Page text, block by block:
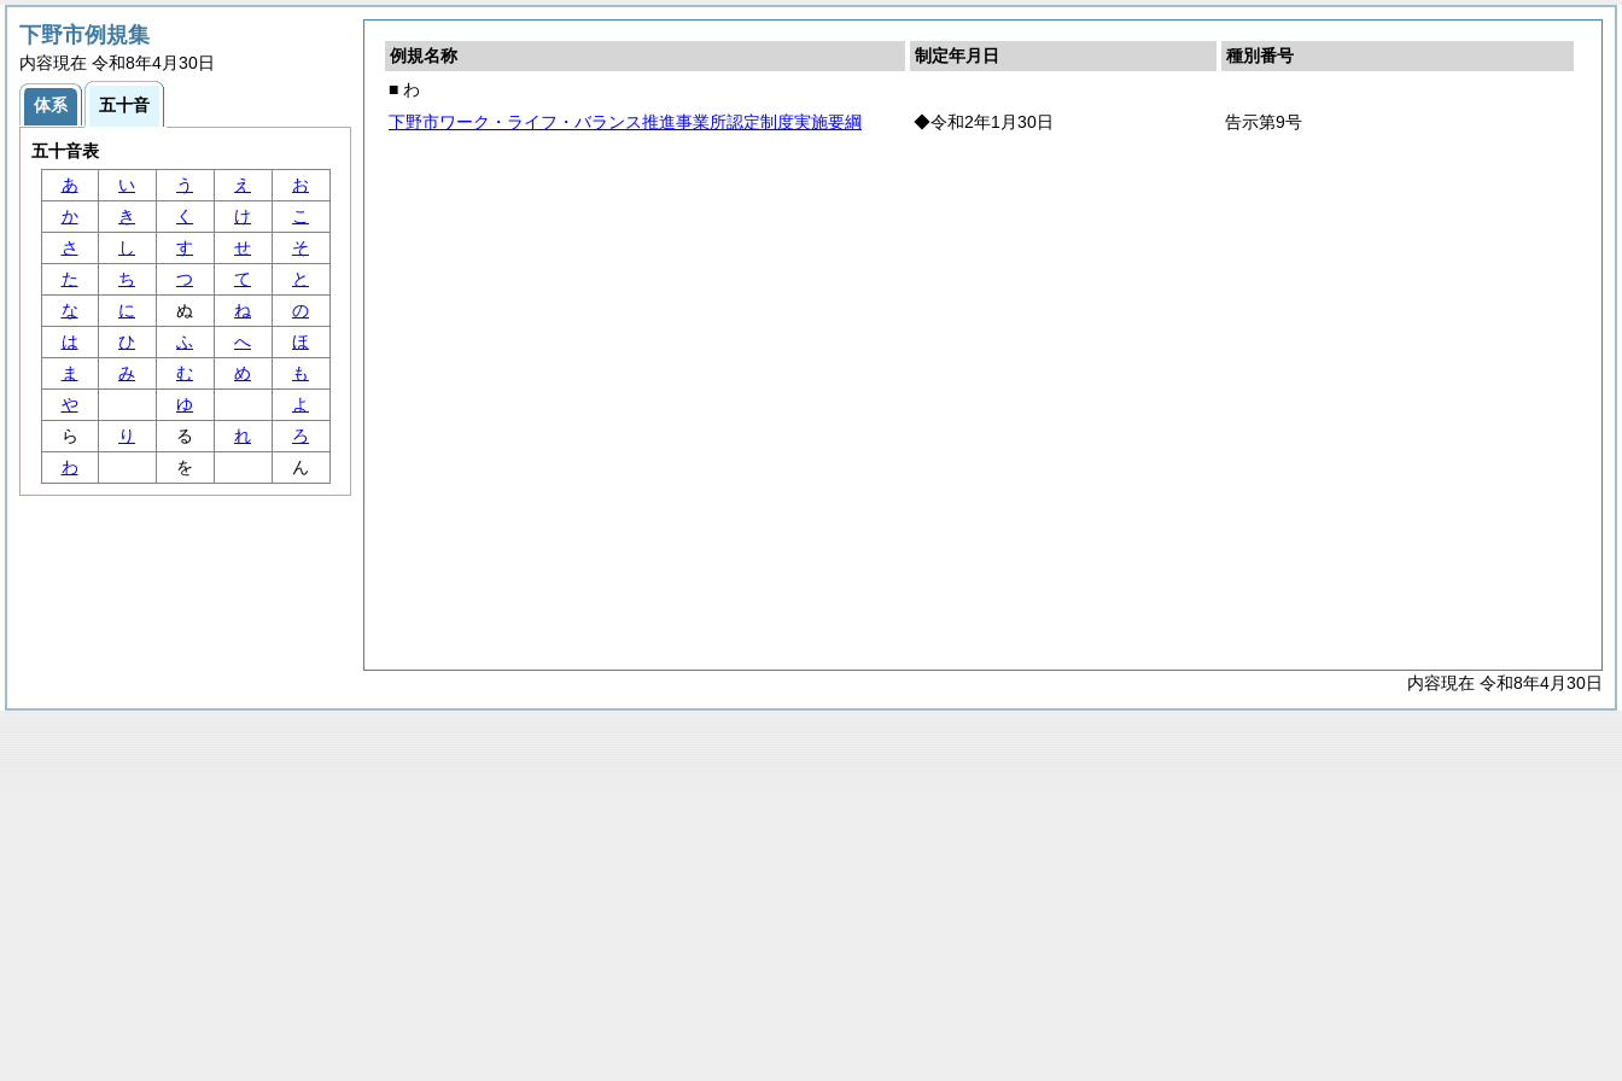
例規名称 制定年月日
種別番号
■ わ
下野市ワーク・ライフ・バランス推進事業所認定制度実施要綱
◆令和2年1月30日 告示第9号
内容現在 令和8年4月30日
下野市例規集
内容現在 令和8年4月30日
体系 五十音
五十音表
あ
い う え
お
か
き く け
こ
さ
し す せ
そ
た
ち つ て
と
な
に ぬ ね
の
は
ひ ふ へ
ほ
ま
み む め
も
や
ゆ
よ
ら
り る れ
ろ
わ
を ん